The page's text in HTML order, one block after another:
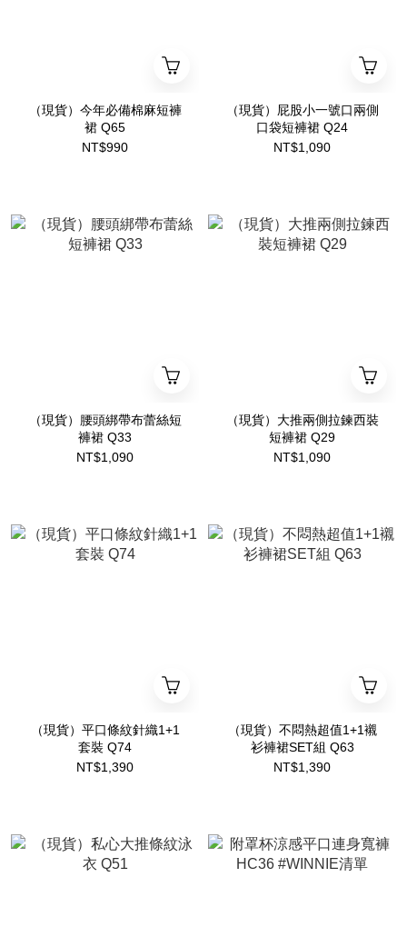
（現貨）今年必備棉麻短褲
裙 Q65
NT$990
（現貨）屁股小一號口兩側
口袋短褲裙 Q24
NT$1,090
（現貨）腰頭綁帶布蕾絲短
褲裙 Q33
NT$1,090
（現貨）大推兩側拉鍊西裝
短褲裙 Q29
NT$1,090
（現貨）平口條紋針織1+1
套裝 Q74
NT$1,390
（現貨）不悶熱超值1+1襯
衫褲裙SET組 Q63
NT$1,390